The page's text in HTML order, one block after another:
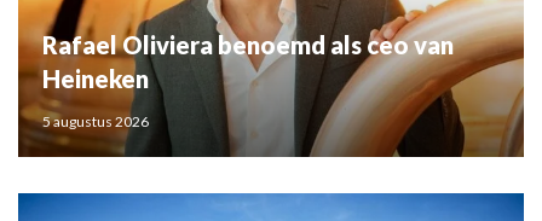
Rafael Oliviera benoemd als ceo van
Heineken
5 augustus 2026